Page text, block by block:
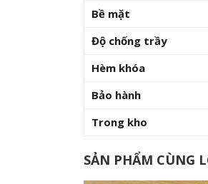
Bề mặt
Độ chống trầy
Hèm khóa
Bảo hành
Trong kho
SẢN PHẨM CÙNG